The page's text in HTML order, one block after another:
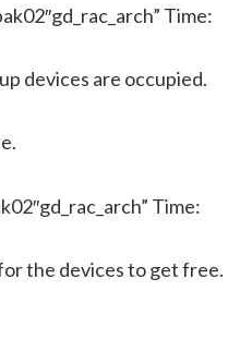
Time:
devices are occupied.
Time:
the devices to get free.